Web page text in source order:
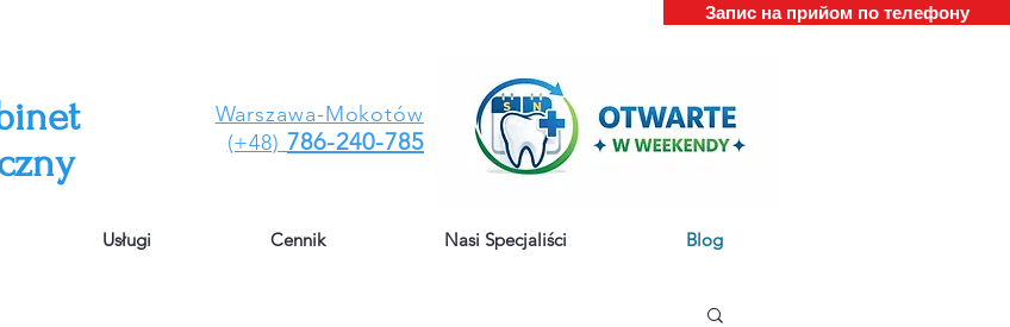
Запис на прийом по телефону
Warszawa-Mokotów
(+48) 786-240-785
Usługi Cennik Nasi Specjaliści Blog